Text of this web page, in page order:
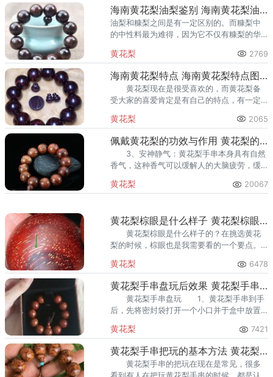
海南黄花梨油梨鉴别 海南黄花梨油梨的分类
油梨和糠梨之间是有一定区别的。而糠梨中
的中性料最为难得，因为它不仅有糠梨的华
足，所以开裂的现象也会比糠梨的好很多。
黄花梨 2769
海南黄花梨特点 海南黄花梨特点图片
黄花梨现在是很受喜欢的，而黄花梨备
受大家的喜爱肯定是有自己的特点，有一定
如三亚，海口一带。
黄花梨 2065
佩戴黄花梨的功效与作用 黄花梨的五大功效
3、安神静气：黄花梨手串本身具有自然
香气，这种香气可以缓解人的大脑疲劳，缓
于失眠病症有很好的积极作用。
黄花梨 20067
黄花梨棕眼是什么样子 黄花梨棕眼详解
黄花梨棕眼是什么样子的？在挑选黄花
梨的时候，棕眼也是我需要看的一个要点。
高、棕眼少而为更多人喜爱。
黄花梨 6478
黄花梨手串盘玩后效果 黄花梨手串盘玩技巧
黄花梨手串盘玩 1、黄花梨手串到手
后，先将密封袋打开一个小口并于盒中放置
右，黄花梨手串基本形成了稳定的包浆，但
仍应避免接触水、油、脏等。
黄花梨 7421
黄花梨手串把玩的基本方法 黄花梨把玩件怎么盘
黄花梨手串的把玩在现在是常见，很多